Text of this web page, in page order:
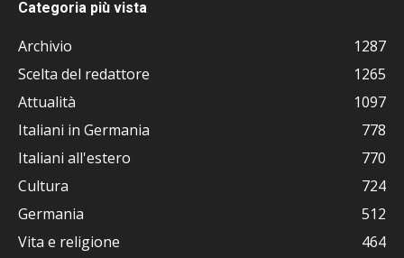
Categoria più vista
Archivio
1287
Scelta del redattore
1265
Attualità
1097
Italiani in Germania
778
Italiani all'estero
770
Cultura
724
Germania
512
Vita e religione
464